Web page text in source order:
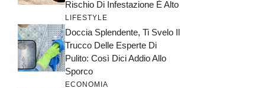
Rischio Di Infestazione È Alto
LIFESTYLE
Doccia Splendente, Ti Svelo Il
Trucco Delle Esperte Di
Pulito: Così Dici Addio Allo
Sporco
ECONOMIA